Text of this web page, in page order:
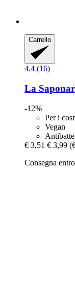
Carrello
4.4 (16)
La
-12%
Per i
Vegan
€ 3,51 € 3,99
Consegna